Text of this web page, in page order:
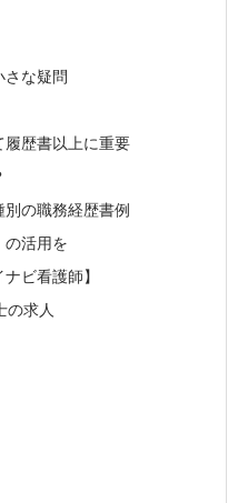
さな疑問
履歴書以上に重要
別の職務経歴書例
の活用を
ビ看護師】
の求人